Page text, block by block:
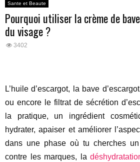
Sante et Beaute
Pourquoi utiliser la crème de
du visage ?
3402
L’huile d’escargot, la bave
ou encore le filtrat de sécrétion
la pratique, un ingrédient
hydrater, apaiser et améliorer
dans une phase où tu cherches
contre les marques, la